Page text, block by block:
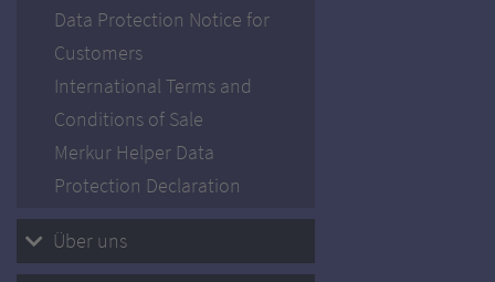
Data Protection Notice for
Customers
International Terms and
Conditions of Sale
Merkur Helper Data
Protection Declaration
Über uns